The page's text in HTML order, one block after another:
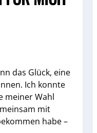
das Glück, eine
Ich konnte
meiner Wahl
mit
habe –